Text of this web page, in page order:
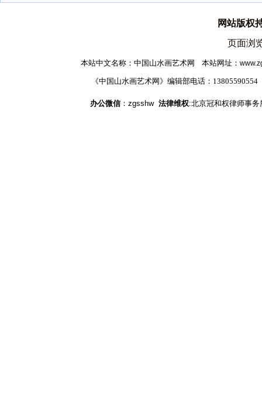
网站版权
页面浏
本站中文名称：中国山水画艺术网 本站网址 ：
《中国山水画艺术网》编辑部电话：
办公微信：zgsshw 法律维权:北京冠和权律师事